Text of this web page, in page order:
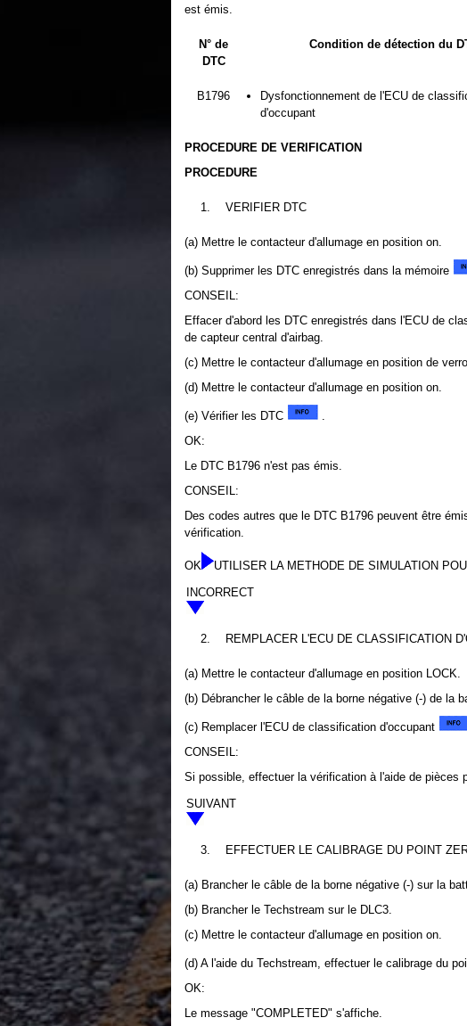
est émis.
N° de
DTC
Condition de détection du
B1796
Dysfonctionnement de l'ECU de
d'occupant
PROCEDURE DE VERIFICATION
PROCEDURE
1. VERIFIER DTC
(a) Mettre le contacteur d'allumage en position on.
(b) Supprimer les DTC enregistrés dans la mémoire
CONSEIL:
Effacer d'abord les DTC enregistrés dans l'ECU de
de capteur central d'airbag.
(c) Mettre le contacteur d'allumage en position de
(d) Mettre le contacteur d'allumage en position on.
(e) Vérifier les DTC
.
OK:
Le DTC B1796 n'est pas émis.
CONSEIL:
Des codes autres que le DTC B1796 peuvent être
vérification.
OK
UTILISER LA METHODE DE SIMULATION
INCORRECT
2. REMPLACER L'ECU DE CLASSIFICATION
(a) Mettre le contacteur d'allumage en position LOCK.
(b) Débrancher le câble de la borne négative (-) de la
(c) Remplacer l'ECU de classification d'occupant
CONSEIL:
Si possible, effectuer la vérification à l'aide de pièces
SUIVANT
3. EFFECTUER LE CALIBRAGE DU POINT
(a) Brancher le câble de la borne négative (-) sur la
(b) Brancher le Techstream sur le DLC3.
(c) Mettre le contacteur d'allumage en position on.
(d) A l'aide du Techstream, effectuer le calibrage du
OK:
Le message "COMPLETED" s'affiche.